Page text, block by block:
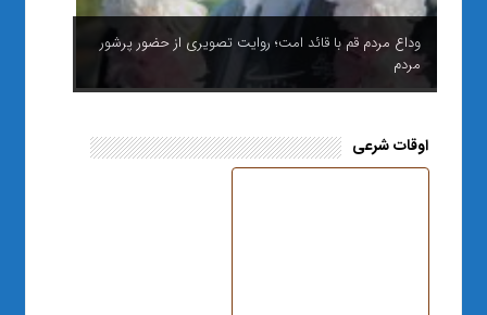
وداع مردم قم با قائد امت؛ روایت تصویری از حضور پرشور
مردم
اوقات شرعی